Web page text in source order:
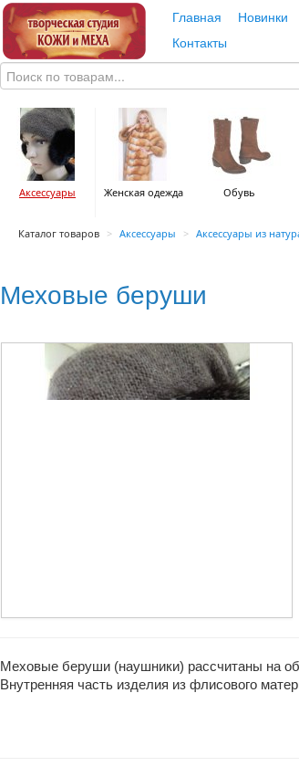
Главная Новинки
Контакты
Аксессуары Женская одежда Обувь
Каталог товаров > Аксессуары > Аксессуары из
Меховые беруши
Меховые беруши (наушники) рассчитаны на
Внутренняя часть изделия из флисового